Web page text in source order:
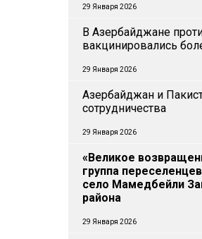
29 Января 2026
В Азербайджане
вакцинировались
29 Января 2026
Азербайджан и
сотрудничества
29 Января 2026
«Великое
группа
село Мамедбейли
района
29 Января 2026